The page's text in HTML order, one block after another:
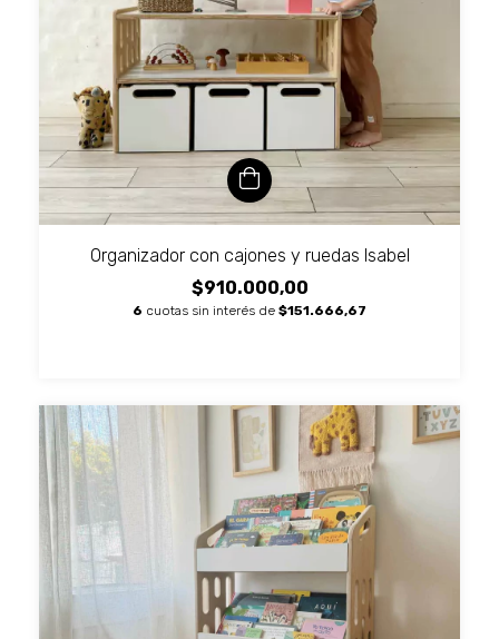
Organizador con cajones y ruedas Isabel
$910.000,00
6 cuotas sin interés de $151.666,67